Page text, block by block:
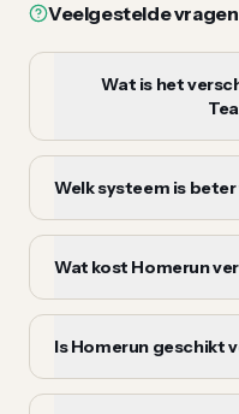
Veelgestelde vragen
Wat is het
Welk systeem is
Wat kost Homerun
Is Homerun geschikt